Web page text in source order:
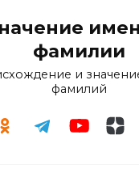
фамилии
и
фамилий